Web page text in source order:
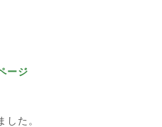
ージ
た。